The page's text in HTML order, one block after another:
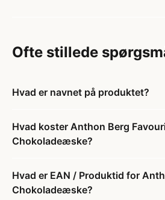
Ofte stillede
Hvad er navnet på produktet?
Hvad koster Anthon Berg
Chokoladeæske?
Hvad er EAN / Produktid for
Chokoladeæske?